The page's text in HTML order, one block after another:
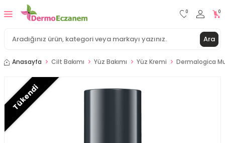
Ara
0 0
Anasayfa Cilt Bakımı Yüz Bakımı Yüz Kremi Dermalogica
Tükendi